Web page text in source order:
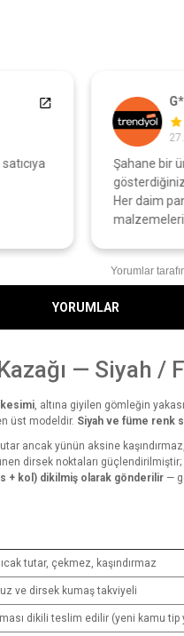
Şahane bir
Her daim
Yorumlar
YORUMLAR
— Siyah /
kesimi, altına giyilen gömleğin
üst modeldir. Siyah ve füme renk
ancak yünün aksine
dirsek noktaları
+ kol) dikilmiş olarak gönderilir —
tutar, çekmez, kaşındırmaz
ve dirsek kumaş takviyeli
dikili teslim edilir (yeni kamu